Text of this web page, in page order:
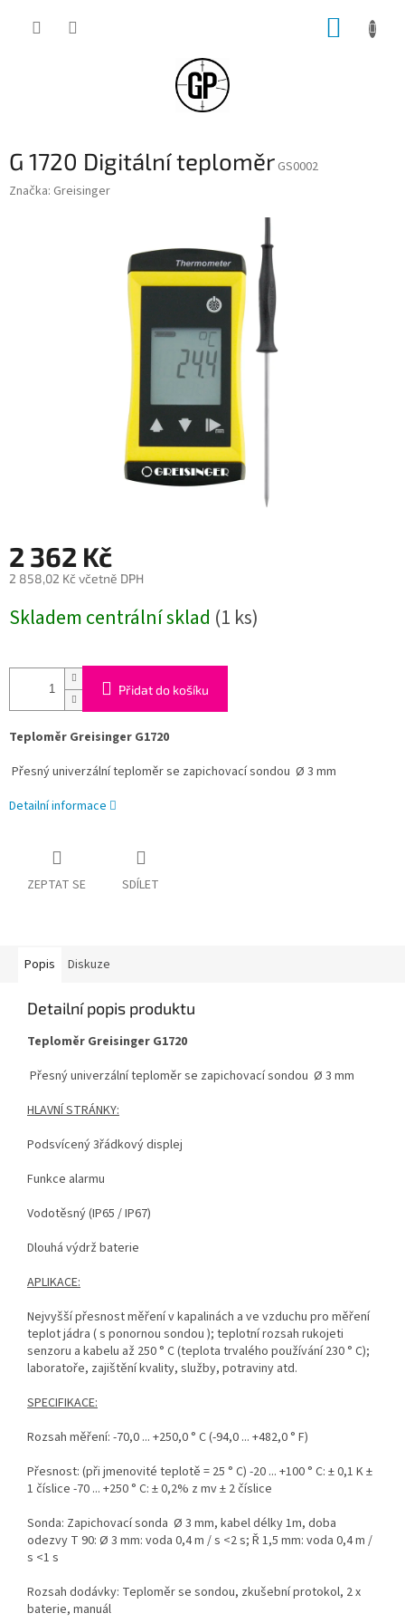
G 1720 Digitální teploměr GS0002
Značka: Greisinger
2 362 Kč
2 858,02 Kč včetně DPH
cena:
Skladem centrální sklad (1 ks)
Přidat do košíku
Teploměr Greisinger G1720
Přesný univerzální teploměr se zapichovací sondou Ø 3 mm
Detailní informace
ZEPTAT SE SDÍLET
Popis Diskuze
Detailní popis produktu
Teploměr Greisinger G1720
Přesný univerzální teploměr se zapichovací sondou Ø 3 mm
HLAVNÍ STRÁNKY:
Podsvícený 3řádkový displej
Funkce alarmu
Vodotěsný (IP65 / IP67)
Dlouhá výdrž baterie
APLIKACE:
Nejvyšší přesnost měření v kapalinách a ve vzduchu pro měření
teplot jádra ( s ponornou sondou ); teplotní rozsah rukojeti
senzoru a kabelu až 250 ° C (teplota trvalého používání 230 ° C);
laboratoře, zajištění kvality, služby, potraviny atd.
SPECIFIKACE:
Rozsah měření: -70,0 ... +250,0 ° C (-94,0 ... +482,0 ° F)
Přesnost: (při jmenovité teplotě = 25 ° C) -20 ... +100 ° C: ± 0,1 K ±
1 číslice -70 ... +250 ° C: ± 0,2% z mv ± 2 číslice
Sonda: Zapichovací sonda Ø 3 mm, kabel délky 1m, doba
odezvy T 90: Ø 3 mm: voda 0,4 m / s <2 s; Ř 1,5 mm: voda 0,4 m /
s <1 s
Rozsah dodávky: Teploměr se sondou, zkušební protokol, 2 x
baterie, manuál